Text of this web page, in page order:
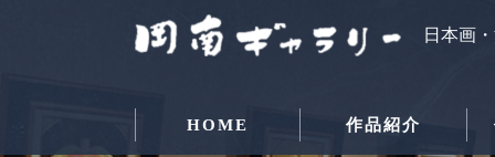
日本画
HOME 作品紹介